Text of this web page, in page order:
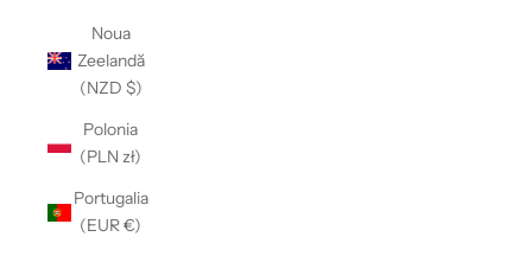
Noua
Zeelandă
(NZD $)
Polonia
(PLN zł)
Portugalia
(EUR €)